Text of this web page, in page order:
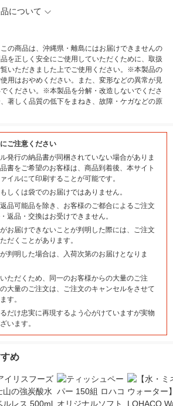
について
の商品は、沖縄県・離島にはお届けできませんの
を正しく安全にご使用していただくために、取扱
いただきました上でご使用ください。※本製品の
用はおやめください。また、変形などの異常が見
ください。※本製品を分解・改造しないでくださ
著しく品質の低下をまねき、故障・ケガなどの原
ご注意ください
発行の納品書が同梱されていない場合がありま
書をご希望のお客様は、商品到着後、本サイト
イルにて印刷することが可能です。
しくは袋でのお届けではありません。
品可能品を除き、お客様のご都合によるご注文
返品・交換はお受けできません。
お届けできないことが判明した際には、ご注文
だくことがあります。
判明した場合は、入荷次第のお届けとなりま
ただくため、同一のお客様からの大量のご注
大量のご注文は、ご注文のキャンセルをさせて
す。
だけ忠実に再現するよう心がけていますが実物
います。
め